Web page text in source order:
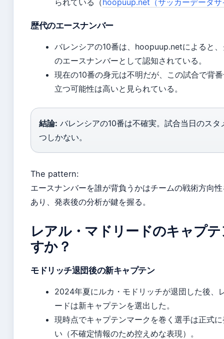
られている（ hoopuup.net（サッカーデータサ
歴代のエースナンバー
バレンシアの10番は、hoopuup.netによると
のエースナンバーとして認知されている。
現在の10番の身元は不明だが、この試合で背
立つ可能性は高いと見られている。
結論: バレンシアの10番は不確実。試合当日のスタ
つしかない。
The pattern:
エースナンバーを誰が背負うかはチームの戦術方向
あり、発表後の分析が鍵を握る。
レアル・マドリードのキャプ
すか？
モドリッチ退団後の新キャプテン
2024年夏にルカ・モドリッチが退団した後、
ードは新キャプテンを選出した。
現時点でキャプテンマークを巻く選手は正式
い（不確定情報のため控えめな表現）。